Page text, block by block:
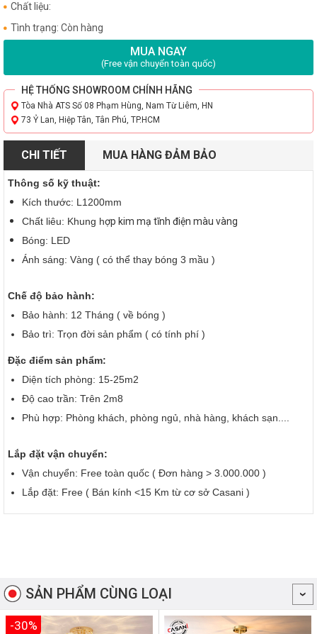
Chất liệu:
Tình trạng: Còn hàng
MUA NGAY
(Free vận chuyển toàn quốc)
HỆ THỐNG SHOWROOM CHÍNH HÃNG
Tòa Nhà ATS Số 08 Phạm Hùng, Nam Từ Liêm, HN
73 Ỷ Lan, Hiệp Tân, Tân Phú, TP.HCM
CHI TIẾT MUA HÀNG ĐẢM BẢO
Thông số kỹ thuật:
Kích thước: L1200mm
Chất liêu: Khung hợp kim mạ tĩnh điện màu vàng
Bóng: LED
Ánh sáng: Vàng ( có thể thay bóng 3 mầu )
Chế độ bảo hành:
Bảo hành: 12 Tháng ( về bóng )
Bảo trì: Trọn đời sản phẩm ( có tính phí )
Đặc điểm sản phẩm:
Diện tích phòng: 15-25m2
Độ cao trần: Trên 2m8
Phù hợp: Phòng khách, phòng ngủ, nhà hàng, khách sạn....
Lắp đặt vận chuyển:
Vận chuyển: Free toàn quốc ( Đơn hàng > 3.000.000 )
Lắp đặt: Free ( Bán kính <15 Km từ cơ sở Casani )
SẢN PHẨM CÙNG LOẠI
-30%